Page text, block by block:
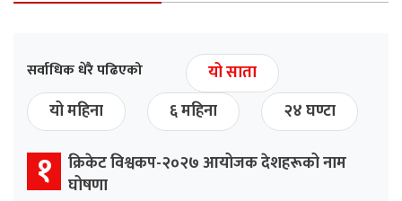
सर्वाधिक धेरै पढिएको
यो साता
यो महिना
६ महिना २४ घण्टा
१ क्रिकेट विश्वकप-२०२७ आयोजक देशहरूको नाम
घोषणा